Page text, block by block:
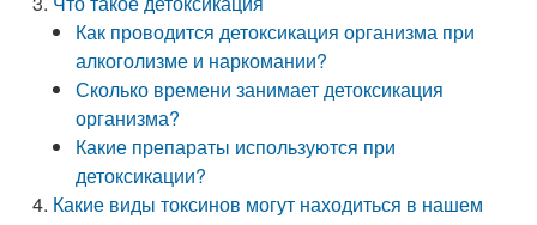
Как проводится детоксикация организма при
алкоголизме и наркомании?
Сколько времени занимает детоксикация
организма?
Какие препараты используются при
детоксикации?
Какие виды токсинов могут находиться в нашем